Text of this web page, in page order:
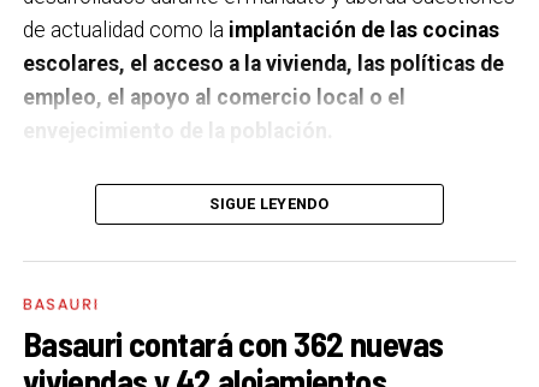
de actualidad como la implantación de las cocinas
escolares, el acceso a la vivienda, las políticas de
empleo, el apoyo al comercio local o el
envejecimiento de la población.
A un año de acabar la legislatura, ¿qué balance
haces de la gestión del PSE en tus áreas dentro
del equipo de gobierno y qué proyectos
los gobiernos sirve para transformar y mejorar la vida
SIGUE LEYENDO
BASAURI
Basauri contará con 362 nuevas